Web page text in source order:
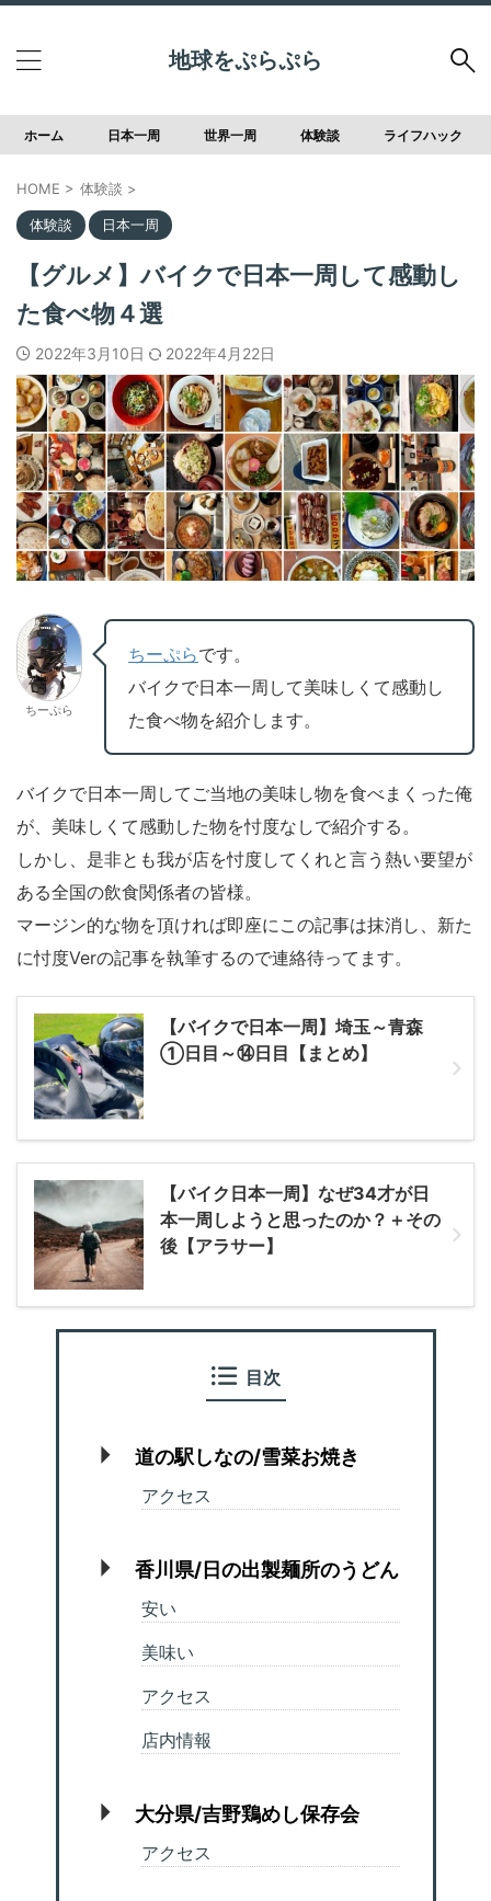
地球をぷらぷら
ホーム 日本一周 世界一周 体験談 ライフハック
HOME > 体験談 >
体験談 日本一周
【グルメ】バイクで日本一周して感動し
た食べ物４選
2022年3月10日 2022年4月22日
ちーぷら
ちーぷらです。
バイクで日本一周して美味しくて感動し
た食べ物を紹介します。
バイクで日本一周してご当地の美味し物を食べまくった俺
が、美味しくて感動した物を忖度なしで紹介する。
しかし、是非とも我が店を忖度してくれと言う熱い要望が
ある全国の飲食関係者の皆様。
マージン的な物を頂ければ即座にこの記事は抹消し、新た
に忖度Verの記事を執筆するので連絡待ってます。
【バイクで日本一周】埼玉～青森
①日目～⑭日目【まとめ】
【バイク日本一周】なぜ34才が日
本一周しようと思ったのか？＋その
後【アラサー】
目次
道の駅しなの/雪菜お焼き
アクセス
香川県/日の出製麺所のうどん
安い
美味い
アクセス
店内情報
大分県/吉野鶏めし保存会
アクセス